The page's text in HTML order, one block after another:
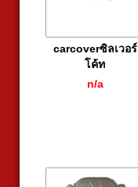
carcoverซิลเวอร์
โค้ท
n/a